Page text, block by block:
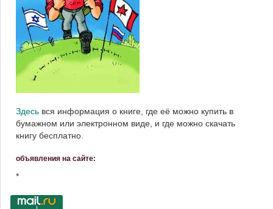
Здесь вся информация о книге, где её можно купить в
бумажном или электронном виде, и где можно скачать
книгу бесплатно.
объявления на сайте:
*